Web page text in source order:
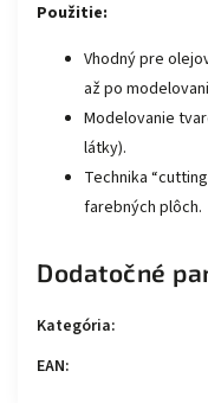
Použitie:
Vhodný pre
až po
Modelovanie
látky).
Technika
farebných plôch.
Dodatočné
Kategória:
EAN: